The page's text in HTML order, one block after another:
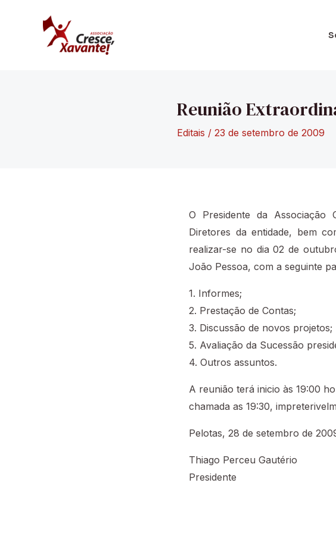
Reunião
Editais / 23 de setembro de 2009
O Presidente da Associação
Diretores da entidade, bem
realizar-se no dia 02 de
João Pessoa, com a seguinte
1. Informes;
2. Prestação de Contas;
3. Discussão de novos projetos;
5. Avaliação da Sucessão
4. Outros assuntos.
A reunião terá inicio às 19:00
chamada as 19:30,
Pelotas, 28 de setembro de
Thiago Perceu Gautério
Presidente